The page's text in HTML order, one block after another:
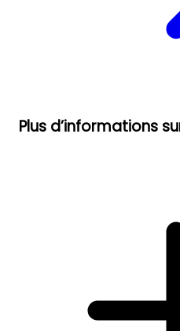
Plus d’informations